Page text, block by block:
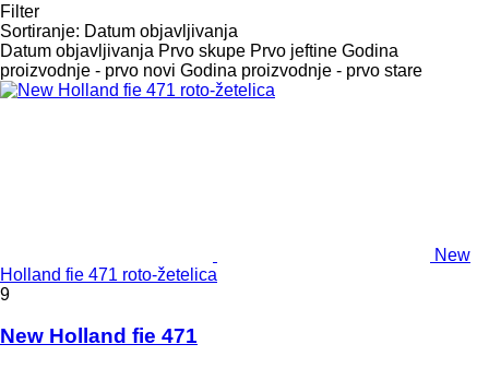
Filter
Sortiranje: Datum objavljivanja
Datum objavljivanja Prvo skupe Prvo jeftine Godina
proizvodnje - prvo novi Godina proizvodnje - prvo stare
New
Holland fie 471 roto-žetelica
9
New Holland fie 471